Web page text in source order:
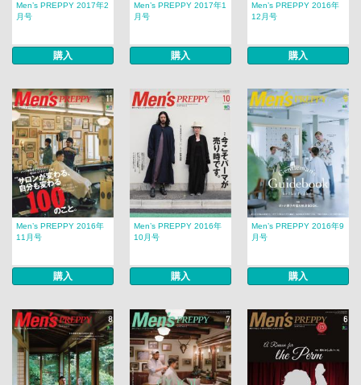
Men’s PREPPY 2017年2
月号
購入
Men’s PREPPY 2017年1
月号
購入
Men’s PREPPY 2016年
12月号
購入
Men’s PREPPY 2016年
11月号
購入
Men’s PREPPY 2016年
10月号
購入
Men’s PREPPY 2016年9
月号
購入